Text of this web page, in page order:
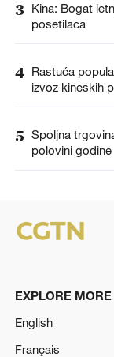
3 Kina: Bogat
posetilaca
4 Rastuća
izvoz kineskih
5 Spoljna
polovini godine
EXPLORE MORE
English
Français